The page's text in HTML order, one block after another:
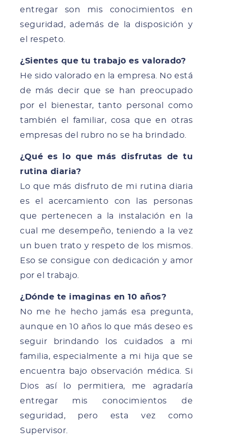
entregar son mis conocimientos en
seguridad, además de la disposición y
el respeto.
¿Sientes que tu trabajo es valorado?
He sido valorado en la empresa. No está
de más decir que se han preocupado
por el bienestar, tanto personal como
también el familiar, cosa que en otras
empresas del rubro no se ha brindado.
¿Qué es lo que más disfrutas de tu
rutina diaria?
Lo que más disfruto de mi rutina diaria
es el acercamiento con las personas
que pertenecen a la instalación en la
cual me desempeño, teniendo a la vez
un buen trato y respeto de los mismos.
Eso se consigue con dedicación y amor
por el trabajo.
¿Dónde te imaginas en 10 años?
No me he hecho jamás esa pregunta,
aunque en 10 años lo que más deseo es
seguir brindando los cuidados a mi
familia, especialmente a mi hija que se
encuentra bajo observación médica. Si
Dios así lo permitiera, me agradaría
entregar mis conocimientos de
seguridad, pero esta vez como
Supervisor.